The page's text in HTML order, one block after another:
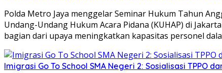
Polda Metro Jaya menggelar Seminar Hukum Tahun
Undang-Undang Hukum Acara Pidana (KUHAP) di
bagian dari upaya meningkatkan kapasitas personel
Imigrasi Go To School SMA Negeri 2: Sosialisasi TPPO